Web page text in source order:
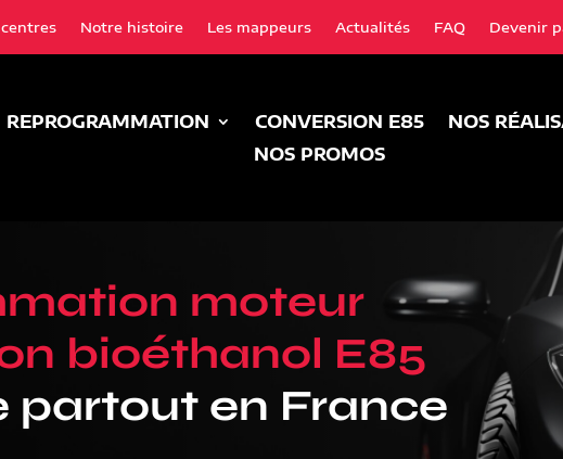
Notre histoire Les mappeurs Actualités FAQ Devenir
REPROGRAMMATION CONVERSION E85
NOS
NOS PROMOS
moteur
bioéthanol E85
partout en France